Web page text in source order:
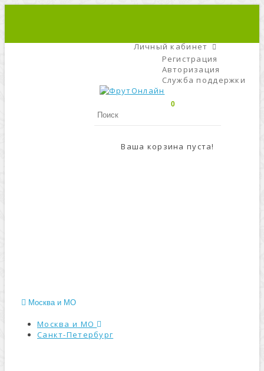
Личный кабинет
Регистрация
Авторизация
Служба поддержки
0
Ваша корзина пуста!
Москва и МО
Москва и МО
Санкт-Петербург